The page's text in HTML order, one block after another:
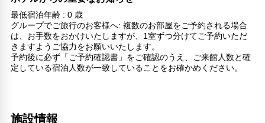
最低宿泊年齢 : 0 歳
グループでご旅行のお客様へ: 複数のお部屋をご予約される場合
は、お手数をおかけいたしますが、1室ずつ分けてご予約いただ
きますようご協力をお願いいたします。
予約後に必ず「ご予約確認書」をご確認のうえ、ご来館人数と確
定している宿泊人数が一致していることをお確かめください。
施設情報